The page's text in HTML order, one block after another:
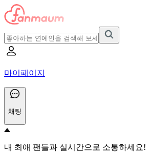
마이페이지
채팅
내 최애 팬들과 실시간으로 소통하세요!